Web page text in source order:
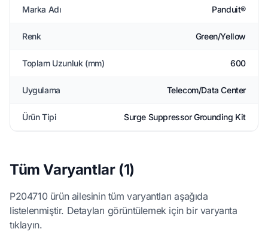
Marka Adı Panduit®
Renk Green/Yellow
Toplam Uzunluk (mm) 600
Uygulama Telecom/Data Center
Ürün Tipi Surge Suppressor Grounding Kit
Tüm Varyantlar (1)
P204710 ürün ailesinin tüm varyantları aşağıda
listelenmiştir. Detayları görüntülemek için bir varyanta
tıklayın.